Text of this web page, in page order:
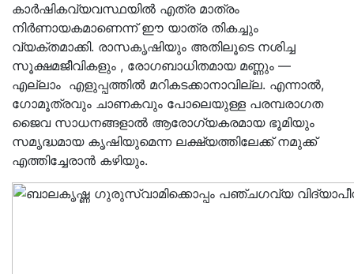
കാർഷികവ്യവസ്ഥയിൽ എത്ര മാത്രം
നിർണായകമാണെന്ന് ഈ യാത്ര തികച്ചും
വ്യക്തമാക്കി. രാസകൃഷിയും അതിലൂടെ നശിച്ച
സൂക്ഷമജീവികളും , രോഗബാധിതമായ മണ്ണും —
എല്ലാം എളുപ്പത്തിൽ മറികടക്കാനാവില്ല. എന്നാൽ,
ഗോമൂത്രവും ചാണകവും പോലെയുള്ള പരമ്പരാഗത
ജൈവ സാധനങ്ങളാൽ ആരോഗ്യകരമായ ഭൂമിയും
സമൃദ്ധമായ കൃഷിയുമെന്ന ലക്ഷ്യത്തിലേക്ക്നമുക്ക്
എത്തിച്ചേരാൻ കഴിയും.